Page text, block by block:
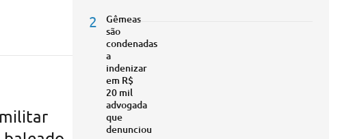
2
Gêmeas
são
condenadas
a
indenizar
em R$
20 mil
advogada
que
denunciou